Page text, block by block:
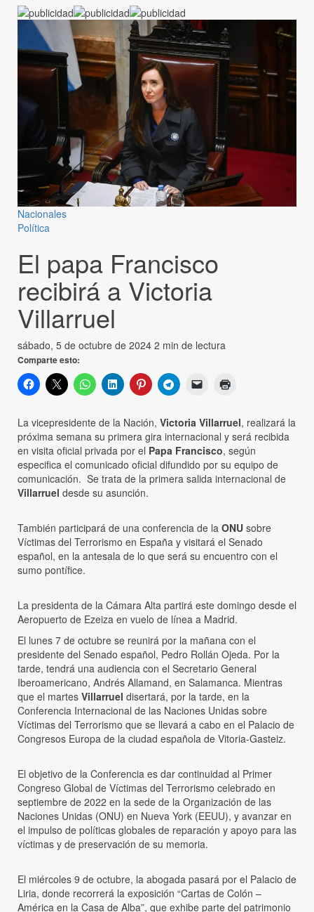
Nacionales
Política
El papa Francisco
recibirá a Victoria
Villarruel
sábado, 5 de octubre de 2024 2 min de lectura
Comparte esto:
La vicepresidente de la Nación, Victoria Villarruel, realizará la
próxima semana su primera gira internacional y será recibida
en visita oficial privada por el Papa Francisco, según
especifica el comunicado oficial difundido por su equipo de
comunicación. Se trata de la primera salida internacional de
Villarruel desde su asunción.
También participará de una conferencia de la ONU sobre
Víctimas del Terrorismo en España y visitará el Senado
español, en la antesala de lo que será su encuentro con el
sumo pontífice.
La presidenta de la Cámara Alta partirá este domingo desde el
Aeropuerto de Ezeiza en vuelo de línea a Madrid.
El lunes 7 de octubre se reunirá por la mañana con el
presidente del Senado español, Pedro Rollán Ojeda. Por la
tarde, tendrá una audiencia con el Secretario General
Iberoamericano, Andrés Allamand, en Salamanca. Mientras
que el martes Villarruel disertará, por la tarde, en la
Conferencia Internacional de las Naciones Unidas sobre
Víctimas del Terrorismo que se llevará a cabo en el Palacio de
Congresos Europa de la ciudad española de Vitoria-Gasteiz.
El objetivo de la Conferencia es dar continuidad al Primer
Congreso Global de Víctimas del Terrorismo celebrado en
septiembre de 2022 en la sede de la Organización de las
Naciones Unidas (ONU) en Nueva York (EEUU), y avanzar en
el impulso de políticas globales de reparación y apoyo para las
víctimas y de preservación de su memoria.
El miércoles 9 de octubre, la abogada pasará por el Palacio de
Liria, donde recorrerá la exposición “Cartas de Colón –
América en la Casa de Alba”, que exhibe parte del patrimonio